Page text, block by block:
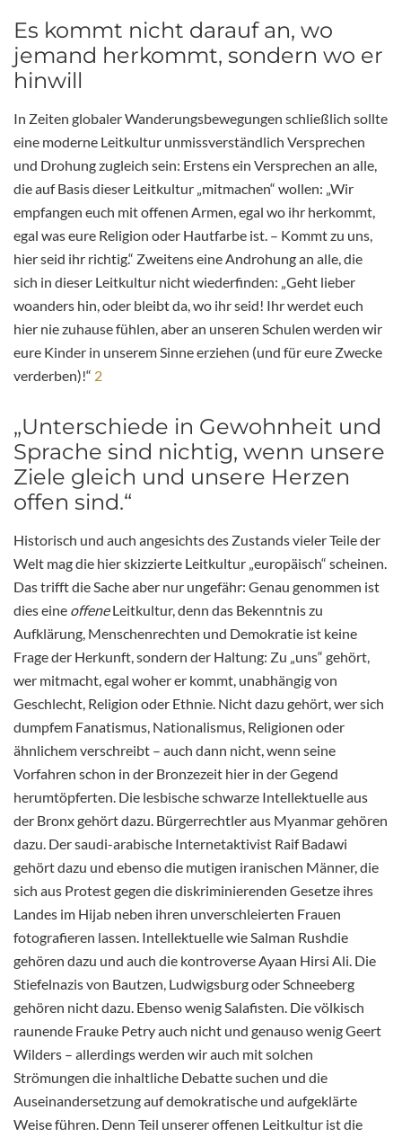
Es kommt nicht darauf an, wo
jemand herkommt, sondern wo er
hinwill
In Zeiten globaler Wanderungsbewegungen schließlich sollte
eine moderne Leitkultur unmissverständlich Versprechen
und Drohung zugleich sein: Erstens ein Versprechen an alle,
die auf Basis dieser Leitkultur „mitmachen“ wollen: „Wir
empfangen euch mit offenen Armen, egal wo ihr herkommt,
egal was eure Religion oder Hautfarbe ist. – Kommt zu uns,
hier seid ihr richtig.“ Zweitens eine Androhung an alle, die
sich in dieser Leitkultur nicht wiederfinden: „Geht lieber
woanders hin, oder bleibt da, wo ihr seid! Ihr werdet euch
hier nie zuhause fühlen, aber an unseren Schulen werden wir
eure Kinder in unserem Sinne erziehen (und für eure Zwecke
verderben)!“ 2
„Unterschiede in Gewohnheit und
Sprache sind nichtig, wenn unsere
Ziele gleich und unsere Herzen
offen sind.“
Historisch und auch angesichts des Zustands vieler Teile der
Welt mag die hier skizzierte Leitkultur „europäisch“ scheinen.
Das trifft die Sache aber nur ungefähr: Genau genommen ist
dies eine offeneLeitkultur, denn das Bekenntnis zu
Aufklärung, Menschenrechten und Demokratie ist keine
Frage der Herkunft, sondern der Haltung: Zu „uns“ gehört,
wer mitmacht, egal woher er kommt, unabhängig von
Geschlecht, Religion oder Ethnie. Nicht dazu gehört, wer sich
dumpfem Fanatismus, Nationalismus, Religionen oder
ähnlichem verschreibt – auch dann nicht, wenn seine
Vorfahren schon in der Bronzezeit hier in der Gegend
herumtöpferten. Die lesbische schwarze Intellektuelle aus
der Bronx gehört dazu. Bürgerrechtler aus Myanmar gehören
dazu. Der saudi-arabische Internetaktivist Raif Badawi
gehört dazu und ebenso die mutigen iranischen Männer, die
sich aus Protest gegen die diskriminierenden Gesetze ihres
Landes im Hijab neben ihren unverschleierten Frauen
fotografieren lassen. Intellektuelle wie Salman Rushdie
gehören dazu und auch die kontroverse Ayaan Hirsi Ali. Die
Stiefelnazis von Bautzen, Ludwigsburg oder Schneeberg
gehören nicht dazu. Ebenso wenig Salafisten. Die völkisch
raunende Frauke Petry auch nicht und genauso wenig Geert
Wilders – allerdings werden wir auch mit solchen
Strömungen die inhaltliche Debatte suchen und die
Auseinandersetzung auf demokratische und aufgeklärte
Weise führen. Denn Teil unserer offenen Leitkultur ist die